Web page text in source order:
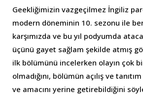
Geekliğimizin vazgeçilmez İngiliz
modern döneminin 10. sezonu ile
karşımızda ve bu yıl podyumda
üçünü gayet sağlam şekilde atmış
ilk bölümünü incelerken olayın çok
olmadığını, bölümün açılış ve tanıtım
ve amacını yerine getirebildiğini